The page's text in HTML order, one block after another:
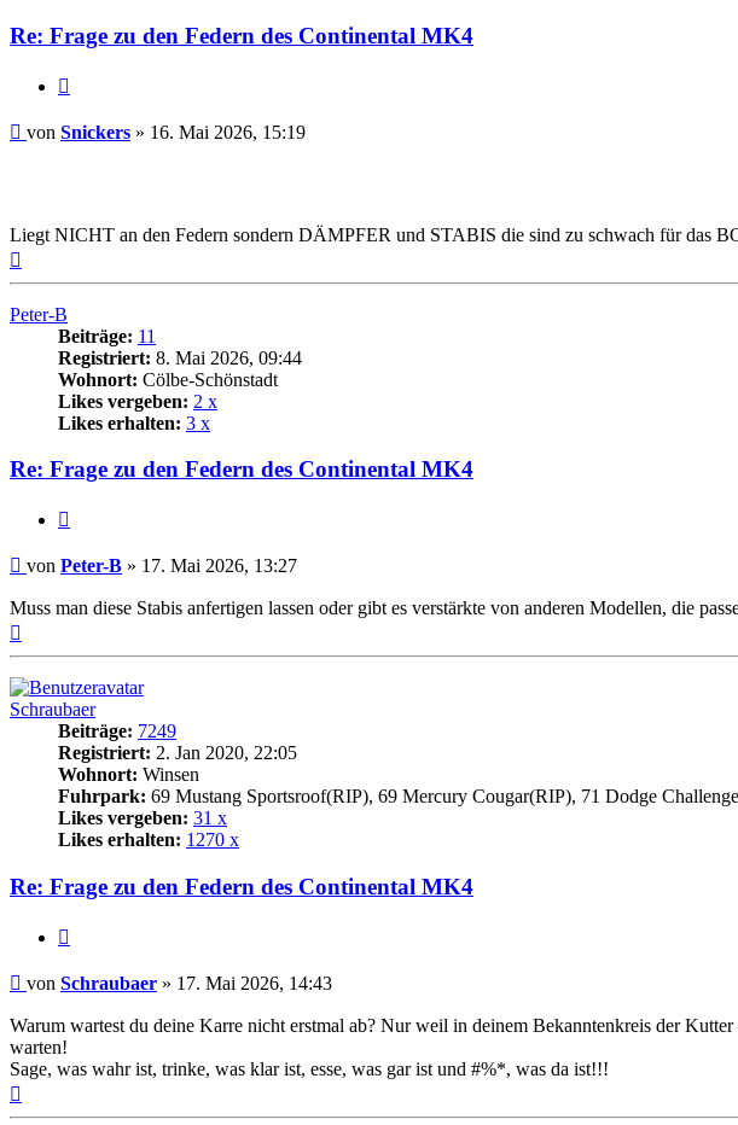
Re: Frage zu den Federn des Continental MK4
Beitrag
von Snickers » 16. Mai 2026, 15:19
Liegt NICHT an den Federn sondern DÄMPFER und STABIS die sind zu schwach für das
Peter-B
Beiträge: 11
Registriert: 8. Mai 2026, 09:44
Wohnort: Cölbe-Schönstadt
Likes vergeben: 2 x
Likes erhalten: 3 x
Re: Frage zu den Federn des Continental MK4
Beitrag
von Peter-B » 17. Mai 2026, 13:27
Muss man diese Stabis anfertigen lassen oder gibt es verstärkte von anderen Modellen, die
Schraubaer
Beiträge: 7249
Registriert: 2. Jan 2020, 22:05
Wohnort: Winsen
Fuhrpark: 69 Mustang Sportsroof(RIP), 69 Mercury Cougar(RIP), 71 Dodge
Likes vergeben: 31 x
Likes erhalten: 1270 x
Re: Frage zu den Federn des Continental MK4
Beitrag
von Schraubaer » 17. Mai 2026, 14:43
Warum wartest du deine Karre nicht erstmal ab? Nur weil in deinem Bekanntenkreis der
warten!
Sage, was wahr ist, trinke, was klar ist, esse, was gar ist und #%*, was da ist!!!